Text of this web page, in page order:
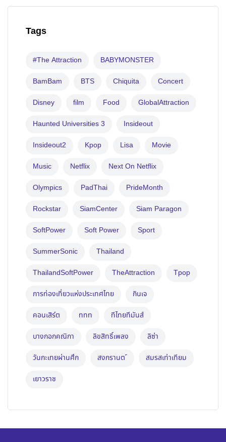
Tags
#The Attraction BABYMONSTER
BamBam BTS Chiquita Concert
Disney film Food GlobalAttraction
Haunted Universities 3 Insideout
Insideout2 Kpop Lisa Movie
Music Netflix Next On Netflix
Olympics PadThai PrideMonth
Rockstar SiamCenter Siam Paragon
SoftPower Soft Power Sport
SummerSonic Thailand
ThailandSoftPower TheAttraction Tpop
การท่องเที่ยวแห่งประเทศไทย กินเจ
คอนเสิร์ต ททท ทีไทยทีมันส์
บางกอกคณิกา ลิขสิทธิ์เพลง ลิซ่า
วันกะเทยผ่านศึก สงกรานต ์ สมรสเท่าเทียม
เยาวราช